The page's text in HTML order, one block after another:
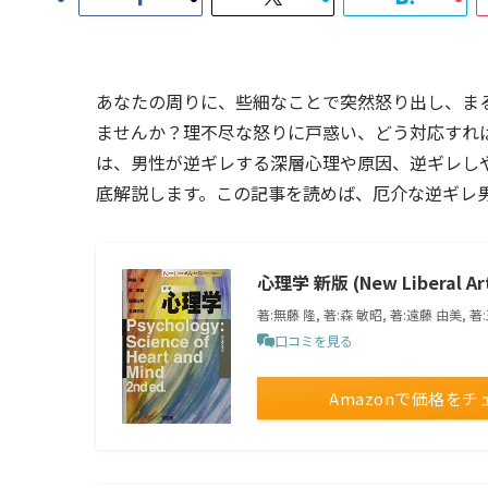
あなたの周りに、些細なことで突然怒り出し、
ませんか？理不尽な怒りに戸惑い、どう対応す
は、男性が逆ギレする深層心理や原因、逆ギレ
底解説します。この記事を読めば、厄介な逆ギ
心理学 新版 (New Liberal
著:無藤 隆, 著:森 敏昭, 著:遠藤 由美, 著
口コミを見る
Amazonで価格をチ